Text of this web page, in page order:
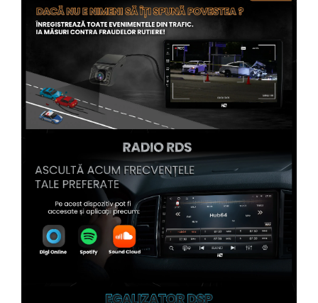
Conectică Chevrolet
Conectică Renault
Conectică Kia
Conectică Mitsubishi
Conectică Seat
Conectică Porsche
Conectică Toyota